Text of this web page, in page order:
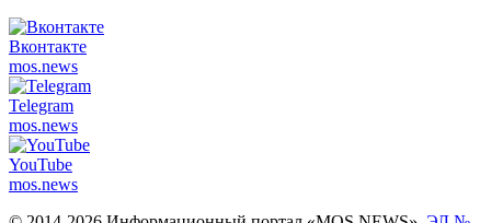
Вконтакте
mos.news
Telegram
mos.news
YouTube
mos.news